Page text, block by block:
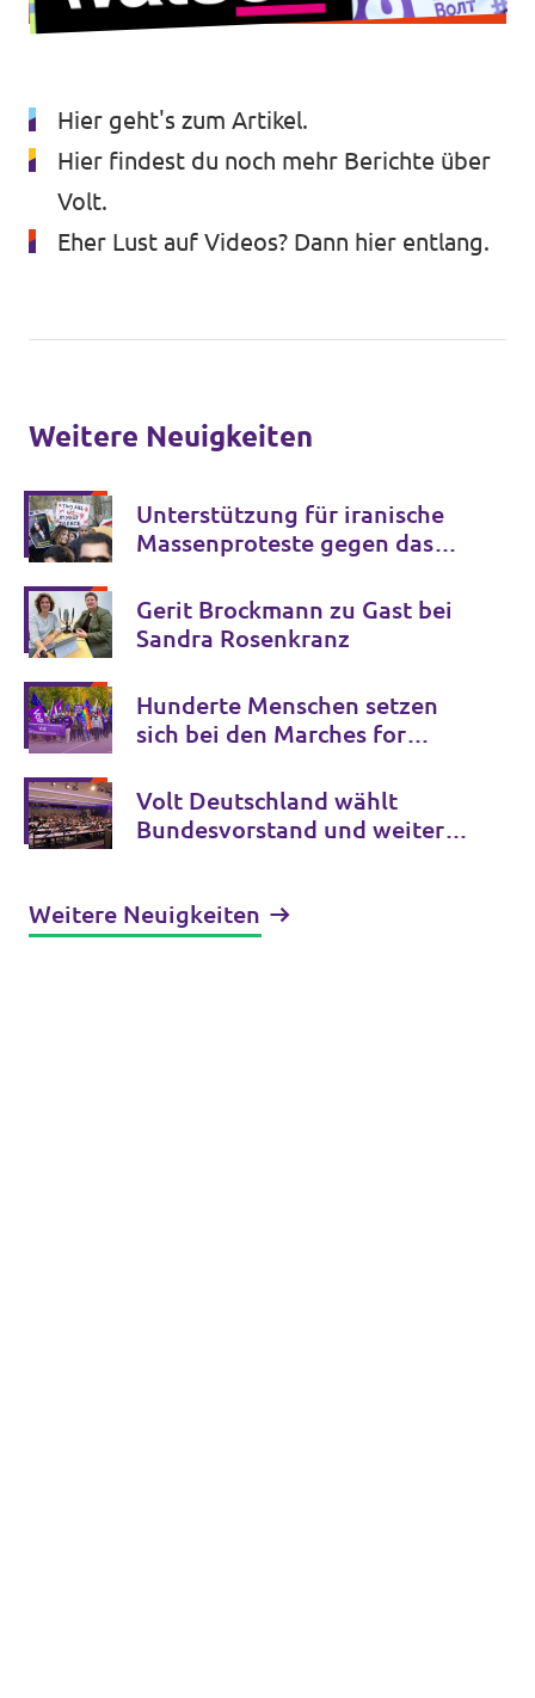
Transparenz
Impressum
Hier geht's zum Artikel.
Hier findest du noch mehr Berichte über
Volt.
Eher Lust auf Videos? Dann hier entlang.
Weitere Neuigkeiten
Unterstützung für iranische
Massenproteste gegen das
Gerit Brockmann zu Gast bei
Sandra Rosenkranz
Hunderte Menschen setzen
sich bei den Marches for
Grenzkontrollen in Europa ein
Volt Deutschland wählt
Bundesvorstand und weitere
Weitere Neuigkeiten